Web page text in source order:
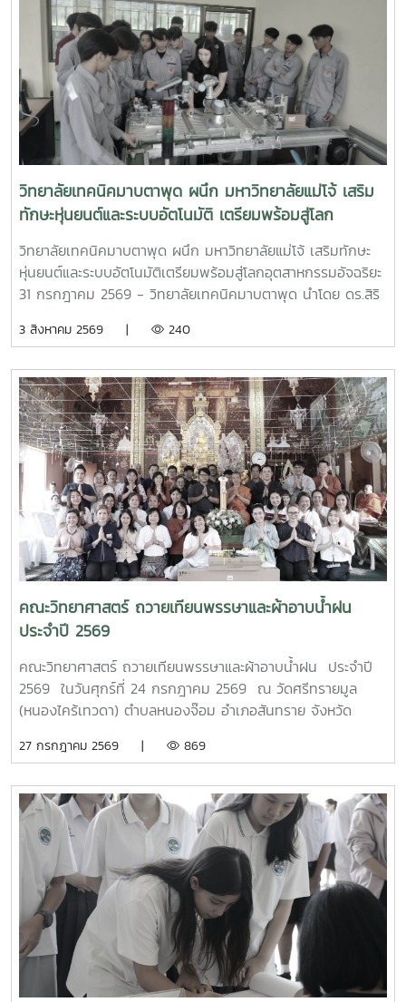
วิทยาลัยเทคนิคมาบตาพุด ผนึก มหาวิทยาลัยแม่โจ้ เสริม
ทักษะหุ่นยนต์และระบบอัตโนมัติ เตรียมพร้อมสู่โลก
อุตสาหกรรมอัจฉริยะ
วิทยาลัยเทคนิคมาบตาพุด ผนึก มหาวิทยาลัยแม่โจ้ เสริมทักษะ
หุ่นยนต์และระบบอัตโนมัติเตรียมพร้อมสู่โลกอุตสาหกรรมอัจฉริยะ
31 กรกฎาคม 2569 - วิทยาลัยเทคนิคมาบตาพุด นำโดย ดร.สิริ
ประธานในพิธีเปิด โครงการอบรมเชิงปฏิบัติการควบคุมแขนกล
ครู และนักศึกษา แผนกวิชาเทคนิคการผลิต เข้าร่วมการอบรม
อย่างพร้อมเพรียง การอบรมครั้งนี้ได้รับเกียรติจาก ผู้ช่วย
ศาสตราจารย์ ดร.กนกวรรณ กรรเชียง และรองศาสตราจารย์
ดร.ชูพงษ์ ภาคภูมิ วิทยากรผู้ทรงคุณวุฒิจาก คณะวิทยาศาสตร์
มหาวิทยาลัยแม่โจ้ มาให้ความรู้ทั้งภาคทฤษฎีและภาคปฏิบัติเกี่ยว
กับการควบคุมแขนกลหุ่นยนต์ การประยุกต์ใช้งานในภาค
อุตสาหกรรม ตลอดจนการใช้งานเทคโนโลยีระบบอัตโนมัติ เพื่อให้
นักศึกษาได้เรียนรู้จากประสบการณ์จริงและสามารถนำองค์ความ
รู้ไปประยุกต์ใช้ในการเรียนและการประกอบอาชีพในอนาคต โดย
โครงการดังกล่าวมีวัตถุประสงค์เพื่อพัฒนาสมรรถนะด้าน
เทคโนโลยีและระบบอัตโนมัติ เสริมสร้างทักษะวิชาชีพที่สอดคล้อง
กับความต้องการของภาคอุตสาหกรรมยุคใหม่ พร้อมยกระดับ
ศักยภาพผู้เรียนให้มีความพร้อมเข้าสู่การทำงานในอุตสาหกรรม
4.0MTP : "ผู้นำการผลิตและพัฒนากำลังคนอาชีวศึกษาเฉพาะ
ทางสมรรรถนะสูง" 32 ปี MTP รั้ว ชมพู - ฟ้าดูรูปเพิ่มเติม :
https://drive.google.com/drive/folders/
3 สิงหาคม 2569 | 240
คณะวิทยาศาสตร์ ถวายเทียนพรรษาและผ้าอาบน้ำฝน
ประจำปี 2569
คณะวิทยาศาสตร์ ถวายเทียนพรรษาและผ้าอาบน้ำฝน ประจำปี
2569 ในวันศุกร์ที่ 24 กรกฎาคม 2569 ณ วัดศรีทรายมูล
(หนองไคร้เทวดา) ตำบลหนองจ๊อม อำเภอสันทราย จังหวัด
27 กรกฎาคม 2569 | 869